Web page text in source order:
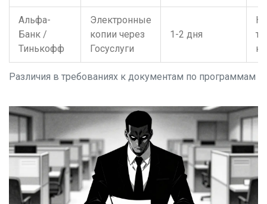
Различия в требованиях к документам по программам
Альфа-
Банк /
Тинькофф
Электронные
копии через
Госуслуги
1-2 дня